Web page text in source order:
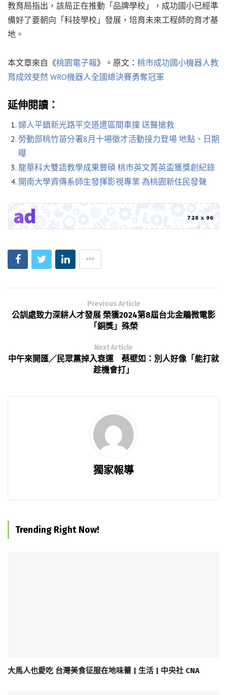
教育局指出，該局正在推動「品牌學校」，成功國小已經準
備好了要朝向「科技學校」發展，培育未來工程師的育才基
地。
本文章來自《桃園電子報》。原文： 桃市成功國小機器人教
育成效斐然 WRO機器人全國總決賽勇奪冠軍
延伸閱讀：
婦人平鎮新光路平交道遭區間車撞 送醫搶救
勞動部桃竹苗分署8月十場徵才活動接力登場 地點、日期
曝
龍華科大雙語教學成果豐碩 桃市英文菁英盃獲獎創紀錄
開南大學資傳系師生發揮影視專業 為桃園新住民發聲
Previous Article
公訓處致力深耕人才發展 榮獲2024第8屆台北金鵰微電影
「銅獎」殊榮
Next Article
中午來開匯／民眾黨掉入衰運 蔡壁如：別人好像「能打就
趁機會打」
獨家報導
Trending Right Now!
大馬人也愛吃 台灣美食征服在地味蕾 | 生活 | 中央社 CNA